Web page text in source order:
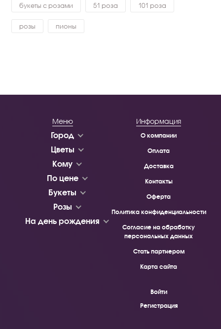
букеты с розами 51 роза 101 роза
розы пионы
Меню
Город
Цветы
Кому
По цене
Букеты
Розы
На день рождения
Информация
О компании
Оплата
Доставка
Контакты
Оферта
Политика конфиденциальности
Согласие на обработку
персональных данных
Стать партнером
Карта сайта
Войти
Регистрация